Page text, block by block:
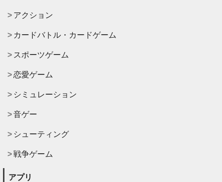
アクション
カードバトル・カードゲーム
スポーツゲーム
恋愛ゲーム
シミュレーション
音ゲー
シューティング
戦争ゲーム
アプリ